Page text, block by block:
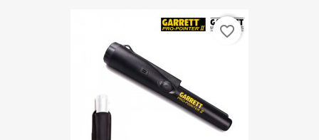
favorite_border